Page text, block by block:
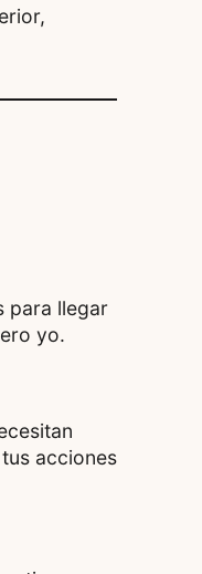
para llegar
yo.
acciones